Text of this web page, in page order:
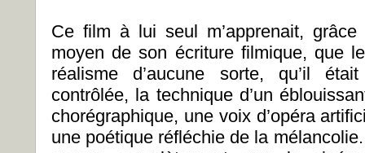
Ce film à lui seul m’apprenait,
moyen de son écriture filmique, que
réalisme d’aucune sorte, qu’il
contrôlée, la technique d’un
chorégraphique, une voix d’opéra
une poétique réfléchie de la